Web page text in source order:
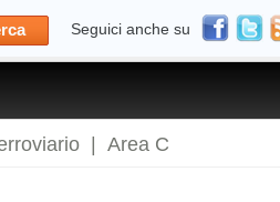
Seguici anche su
Area C